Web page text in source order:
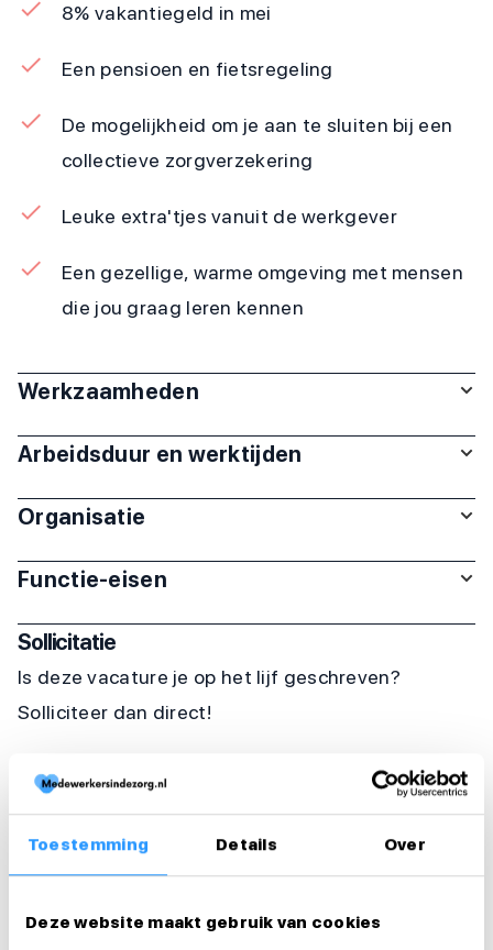
Toestemming Details Over
Deze website maakt gebruik van cookies
8% vakantiegeld in mei
Een pensioen en fietsregeling
De mogelijkheid om je aan te sluiten bij een
collectieve zorgverzekering
Leuke extra'tjes vanuit de werkgever
Een gezellige, warme omgeving met mensen
die jou graag leren kennen
Werkzaamheden
Arbeidsduur en werktijden
Organisatie
Functie-eisen
Sollicitatie
Is deze vacature je op het lijf geschreven?
Solliciteer dan direct!
Solliciteer direct